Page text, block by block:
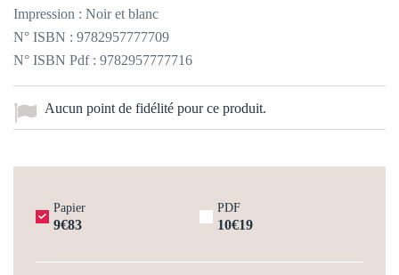
Impression : Noir et blanc
N° ISBN : 9782957777709
N° ISBN Pdf : 9782957777716
Aucun point de fidélité pour ce produit.
Papier
9€83
PDF
10€19